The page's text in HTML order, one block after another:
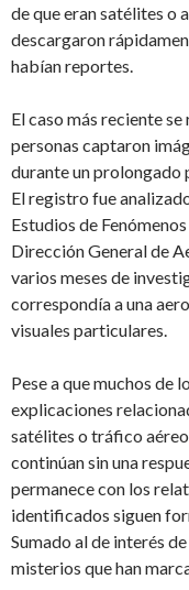
de que eran satélites o
descargaron
habían reportes.
El caso más reciente
personas captaron
durante un prolongado
El registro fue
Estudios de
Dirección General de
varios meses de
correspondía a una
visuales particulares.
Pese a que muchos de
explicaciones
satélites o tráfico
continúan sin una
permanece con los
identificados siguen
Sumado al de interés
misterios que han